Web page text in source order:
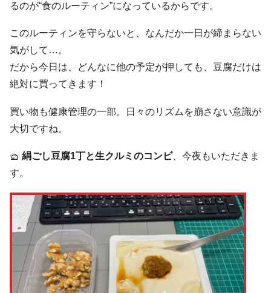
るのが“食のルーティン”になっているからです。
このルーティンを守らないと、なんだか一日が締まらない
気がして…。
だから今日は、どんなに他の予定が押しても、豆腐だけは
絶対に買ってきます！
買い物も健康管理の一部。日々のリズムを崩さない意識が
大切ですね。
🧺 絹ごし豆腐1丁と生クルミのコンビ、今夜もいただきま
す。